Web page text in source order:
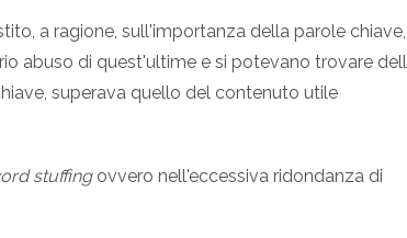
a ragione, sull'importanza della parole chiave,
abuso di quest'ultime e si potevano trovare
superava quello del contenuto utile
stuffingovvero nell'eccessiva ridondanza di